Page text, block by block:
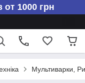
1000 грн
Мультиварки,